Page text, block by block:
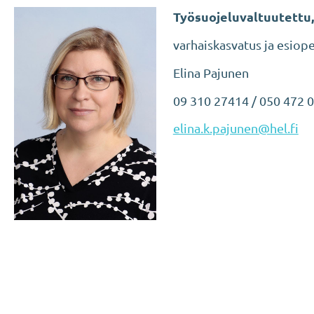
Työsuojeluvaltuutettu,
varhaiskasvatus ja
Elina Pajunen
09 310 27414 / 050 472
elina.k.pajunen@hel.fi